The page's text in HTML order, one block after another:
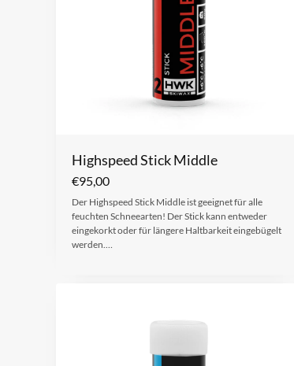
Highspeed Stick Middle
€95,00
Der Highspeed Stick Middle ist geeignet für alle
feuchten Schneearten! Der Stick kann entweder
eingekorkt oder für längere Haltbarkeit eingebügelt
werden.…